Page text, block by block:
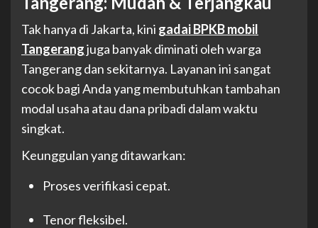
Tak hanya di Jakarta, kini gadai BPKB mobil
Tangerangjuga banyak diminati oleh warga
Tangerang dan sekitarnya. Layanan ini sangat
cocok bagi Anda yang membutuhkan tambahan
modal usaha atau dana pribadi dalam waktu
singkat.
Keunggulan yang ditawarkan:
Proses verifikasi cepat.
Tenor fleksibel.